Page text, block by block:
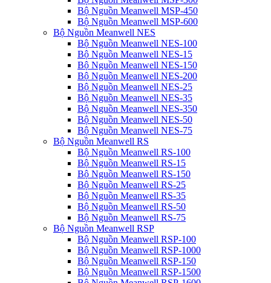
Bộ Nguồn Meanwell MSP-450
Bộ Nguồn Meanwell MSP-600
Bộ Nguồn Meanwell NES
Bộ Nguồn Meanwell NES-100
Bộ Nguồn Meanwell NES-15
Bộ Nguồn Meanwell NES-150
Bộ Nguồn Meanwell NES-200
Bộ Nguồn Meanwell NES-25
Bộ Nguồn Meanwell NES-35
Bộ Nguồn Meanwell NES-350
Bộ Nguồn Meanwell NES-50
Bộ Nguồn Meanwell NES-75
Bộ Nguồn Meanwell RS
Bộ Nguồn Meanwell RS-100
Bộ Nguồn Meanwell RS-15
Bộ Nguồn Meanwell RS-150
Bộ Nguồn Meanwell RS-25
Bộ Nguồn Meanwell RS-35
Bộ Nguồn Meanwell RS-50
Bộ Nguồn Meanwell RS-75
Bộ Nguồn Meanwell RSP
Bộ Nguồn Meanwell RSP-100
Bộ Nguồn Meanwell RSP-1000
Bộ Nguồn Meanwell RSP-150
Bộ Nguồn Meanwell RSP-1500